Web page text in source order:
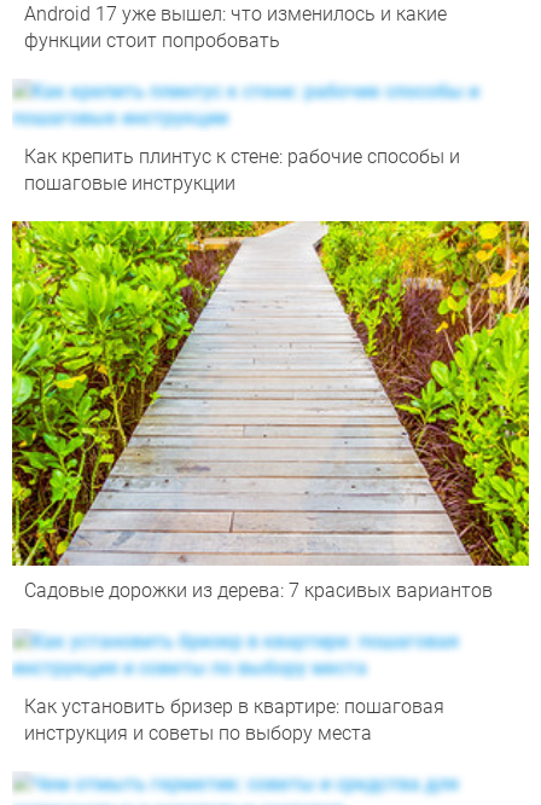
Android 17 уже вышел: что изменилось и какие
функции стоит попробовать
Как крепить плинтус к стене: рабочие способы и
пошаговые инструкции
Садовые дорожки из дерева: 7 красивых вариантов
Как установить бризер в квартире: пошаговая
инструкция и советы по выбору места